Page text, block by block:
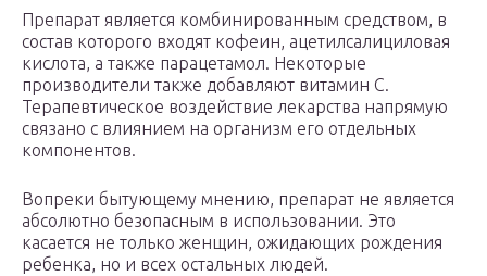
Препарат является комбинированным средством, в
состав которого входят кофеин, ацетилсалициловая
кислота, а также парацетамол. Некоторые
производители также добавляют витамин С.
Терапевтическое воздействие лекарства напрямую
связано с влиянием на организм его отдельных
компонентов.
Вопреки бытующему мнению, препарат не является
абсолютно безопасным в использовании. Это
касается не только женщин, ожидающих рождения
ребенка, но и всех остальных людей.